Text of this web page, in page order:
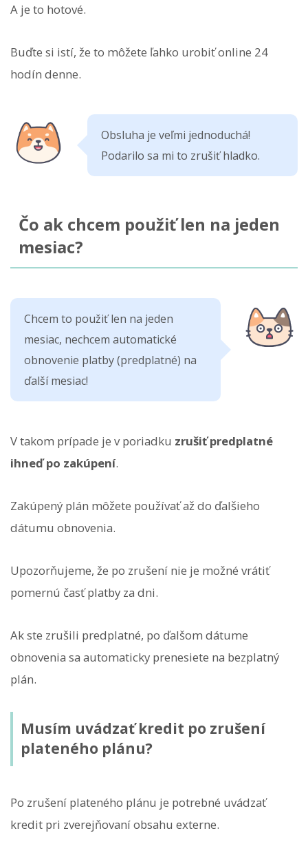
A je to hotové.
Buďte si istí, že to môžete ľahko urobiť online 24
hodín denne.
Obsluha je veľmi jednoduchá!
Podarilo sa mi to zrušiť hladko.
Čo ak chcem použiť len na jeden
mesiac?
Chcem to použiť len na jeden
mesiac, nechcem automatické
obnovenie platby (predplatné) na
ďalší mesiac!
V takom prípade je v poriadku zrušiť predplatné
ihneď po zakúpení.
Zakúpený plán môžete používať až do ďalšieho
dátumu obnovenia.
Upozorňujeme, že po zrušení nie je možné vrátiť
pomernú časť platby za dni.
Ak ste zrušili predplatné, po ďalšom dátume
obnovenia sa automaticky prenesiete na bezplatný
plán.
Musím uvádzať kredit po zrušení
plateného plánu?
Po zrušení plateného plánu je potrebné uvádzať
kredit pri zverejňovaní obsahu externe.